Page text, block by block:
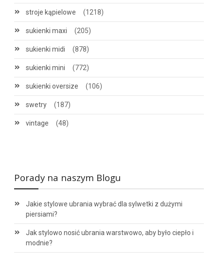
stroje kąpielowe (1218)
sukienki maxi (205)
sukienki midi (878)
sukienki mini (772)
sukienki oversize (106)
swetry (187)
vintage (48)
Porady na naszym Blogu
Jakie stylowe ubrania wybrać dla sylwetki z dużymi
piersiami?
Jak stylowo nosić ubrania warstwowo, aby było ciepło i
modnie?